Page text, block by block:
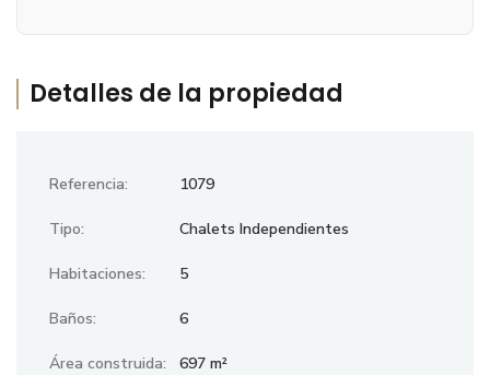
Detalles de la propiedad
Referencia: 1079
Tipo: Chalets Independientes
Habitaciones: 5
Baños: 6
Área construida: 697 m²